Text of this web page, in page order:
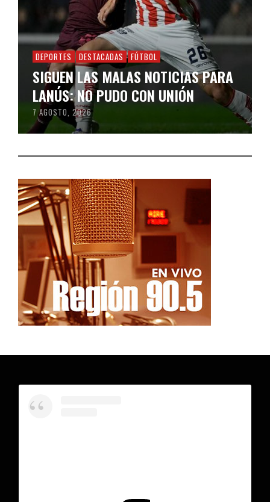
DEPORTES DESTACADAS FÚTBOL
SIGUEN LAS MALAS NOTICIAS PARA
LANÚS: NO PUDO CON UNIÓN
7 AGOSTO, 2026